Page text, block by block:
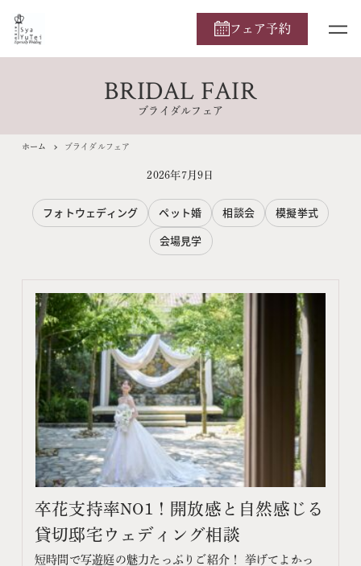
フェア予約
BRIDAL FAIR
ブライダルフェア
ホーム ブライダルフェア
2026年7月9日
フォトウェディング ペット婚 相談会
模擬挙式
会場見学
卒花支持率NO1！開放感と自然感じる
貸切邸宅ウェディング相談
短時間で写遊庭の魅力たっぷりご紹介！ 挙げてよかっ